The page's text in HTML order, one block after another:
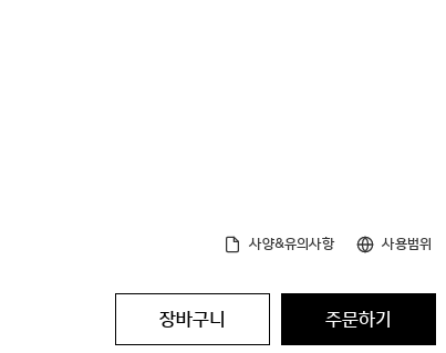
사양&유의사항 사용범위
장바구니 주문하기